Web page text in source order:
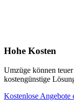
Hohe Kosten
Umzüge können
kostengünstige
Kostenlose Angebote